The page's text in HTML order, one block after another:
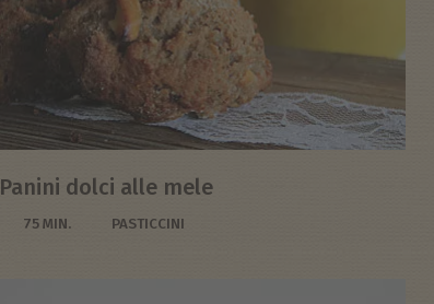
Panini dolci alle mele
75 MIN. PASTICCINI